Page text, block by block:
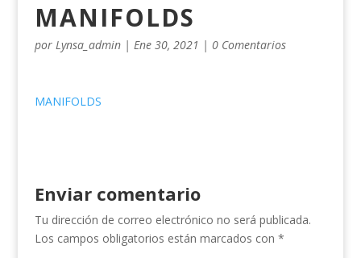
MANIFOLDS
por Lynsa_admin| Ene 30, 2021 | 0 Comentarios
MANIFOLDS
Enviar comentario
Tu dirección de correo electrónico no será publicada.
Los campos obligatorios están marcados con *